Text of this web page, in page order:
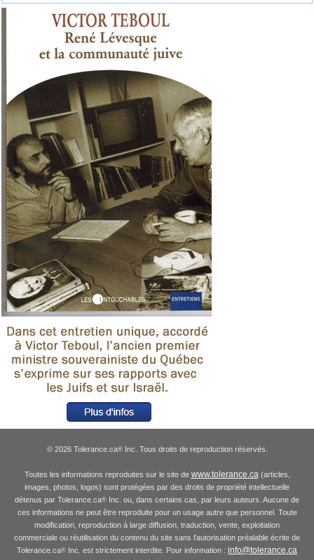
© 2026 Tolerance.ca®Inc. Tous droits de reproduction réservés.
Toutes les informations reproduites sur le site de www.tolerance.ca(articles,
images, photos, logos) sont protégées par des droits de propriété intellectuelle
détenus par Tolerance.ca® Inc. ou, dans certains cas, par leurs auteurs. Aucune de
ces informations ne peut être reproduite pour un usage autre que personnel. Toute
modification, reproduction à large diffusion, traduction, vente, exploitation
commerciale ou réutilisation du contenu du site sans l'autorisation préalable écrite de
Tolerance.ca® Inc. est strictement interdite. Pour information : info@tolerance.ca